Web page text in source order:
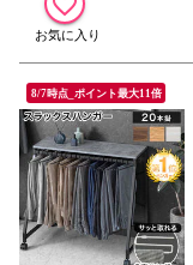
8/7時点_ポイント最大11倍